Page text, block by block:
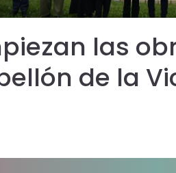
las
de la